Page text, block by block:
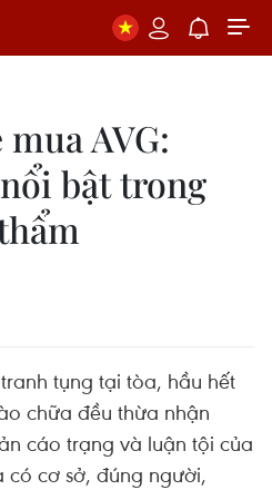
AVG:
bật trong
tụng tại tòa, hầu hết
chữa đều thừa nhận
cáo trạng và luận tội của
có cơ sở, đúng người,